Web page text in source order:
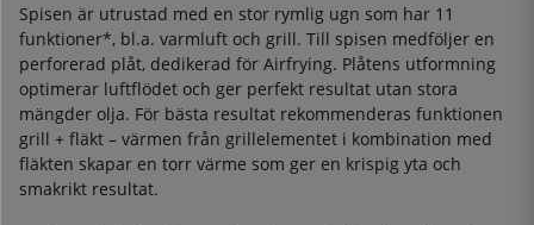
Spisen är utrustad med en stor rymlig ugn som har 11
funktioner*, bl.a. varmluft och grill. Till spisen medföljer en
perforerad plåt, dedikerad för Airfrying. Plåtens utformning
optimerar luftflödet och ger perfekt resultat utan stora
mängder olja. För bästa resultat rekommenderas funktionen
grill + fläkt – värmen från grillelementet i kombination med
fläkten skapar en torr värme som ger en krispig yta och
smakrikt resultat.